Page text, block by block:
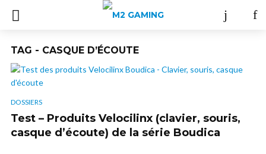
TAG - CASQUE D’ÉCOUTE
DOSSIERS
Test – Produits Velocilinx (clavier, souris,
casque d’écoute) de la série Boudica